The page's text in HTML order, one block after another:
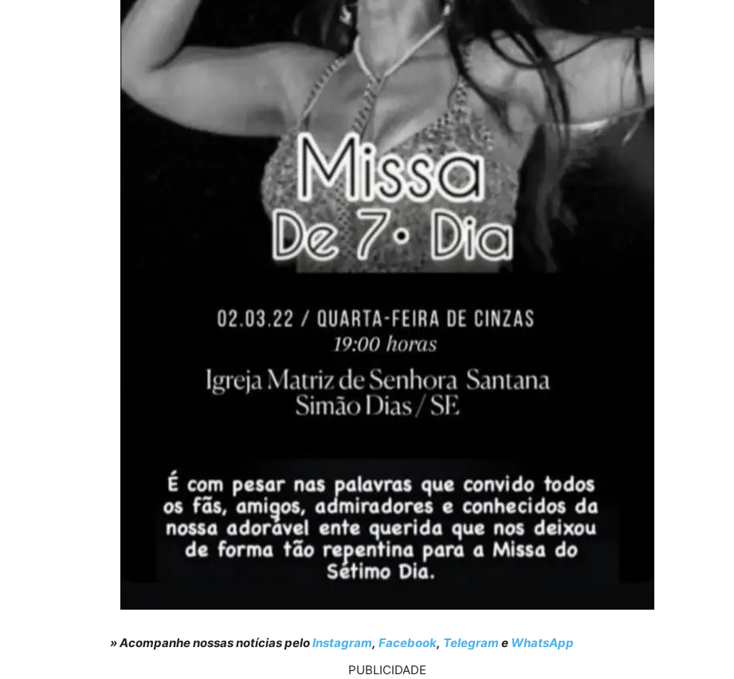
» Acompanhe nossas notícias peloInstagram, Facebook, Telegram e WhatsApp
PUBLICIDADE